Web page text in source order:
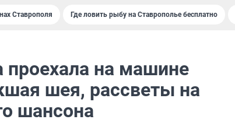
Ставрополя Где ловить рыбу на Ставрополье бесплатно
проехала на машине
шея, рассветы на
шансона